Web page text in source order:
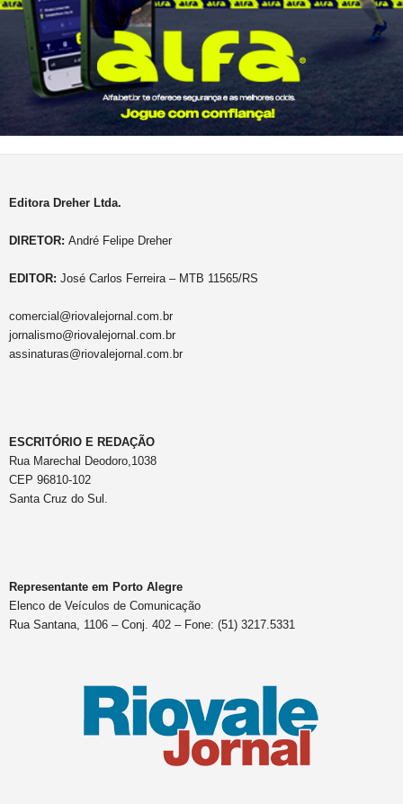
Editora Dreher Ltda.
DIRETOR: André Felipe Dreher
EDITOR: José Carlos Ferreira – MTB 11565/RS
comercial@riovalejornal.com.br
jornalismo@riovalejornal.com.br
assinaturas@riovalejornal.com.br
ESCRITÓRIO E REDAÇÃO
Rua Marechal Deodoro,1038
CEP 96810-102
Santa Cruz do Sul.
Representante em Porto Alegre
Elenco de Veículos de Comunicação
Rua Santana, 1106 – Conj. 402 – Fone: (51) 3217.5331